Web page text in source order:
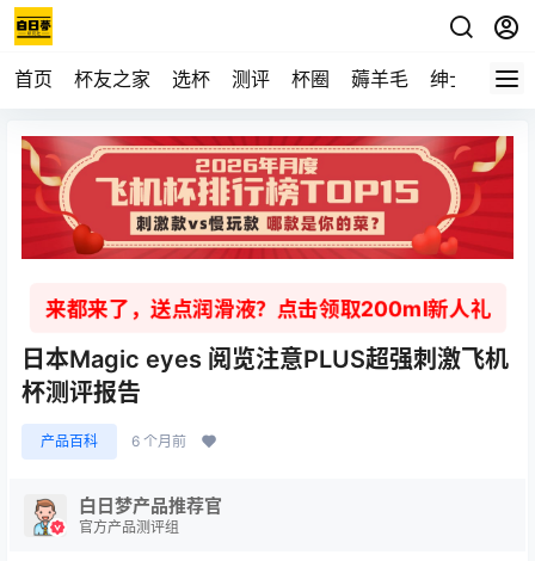
首页 杯友之家 选杯 测评 杯圈 薅羊毛 绅士 视频
来都来了，送点润滑液？点击领取200ml新人礼
日本Magic eyes 阅览注意PLUS超强刺激飞机
杯测评报告
产品百科 6 个月前
白日梦产品推荐官
官方产品测评组